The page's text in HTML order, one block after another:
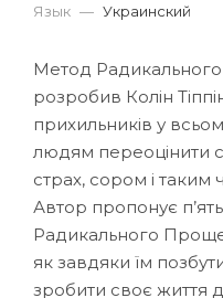
Язык — Украинский
Метод
розробив Колін
прихильників у
людям переоцінити
страх, сором і таким
Автор пропонує
Радикального
як завдяки їм
зробити своє життя